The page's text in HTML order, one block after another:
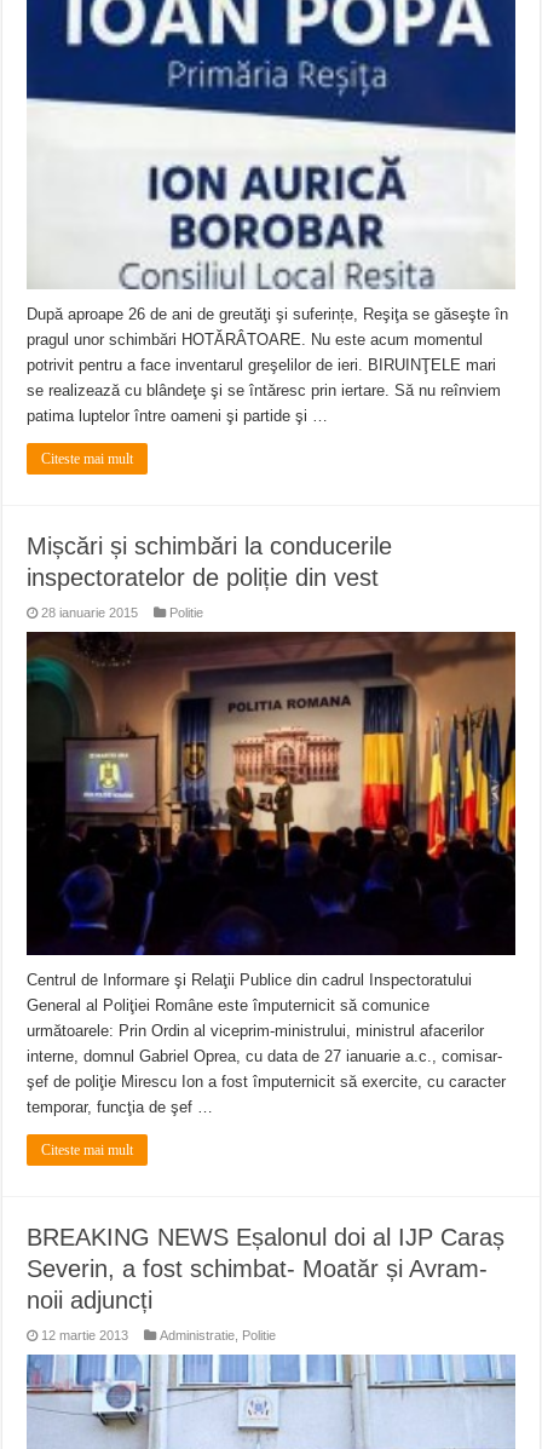
După aproape 26 de ani de greutăţi şi suferințe, Reşiţa se găseşte în
pragul unor schimbări HOTĂRÂTOARE. Nu este acum momentul
potrivit pentru a face inventarul greşelilor de ieri. BIRUINŢELE mari
se realizează cu blândeţe şi se întăresc prin iertare. Să nu reînviem
patima luptelor între oameni şi partide şi …
Citeste mai mult
Mișcări și schimbări la conducerile
inspectoratelor de poliție din vest
28 ianuarie 2015 Politie
Centrul de Informare şi Relaţii Publice din cadrul Inspectoratului
General al Poliţiei Române este împuternicit să comunice
următoarele: Prin Ordin al viceprim-ministrului, ministrul afacerilor
interne, domnul Gabriel Oprea, cu data de 27 ianuarie a.c., comisar-
şef de poliţie Mirescu Ion a fost împuternicit să exercite, cu caracter
temporar, funcţia de şef …
Citeste mai mult
BREAKING NEWS Eșalonul doi al IJP Caraș
Severin, a fost schimbat- Moatăr și Avram-
noii adjuncți
12 martie 2013 Administratie, Politie